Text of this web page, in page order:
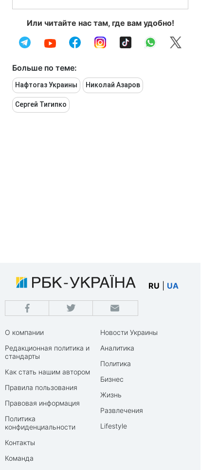
Или читайте нас там, где вам удобно!
Больше по теме:
Нафтогаз Украины Николай Азаров
Сергей Тигипко
RU UA
О компании
Редакционная политика и
стандарты
Как стать нашим автором
Правила пользования
Правовая информация
Политика
конфиденциальности
Контакты
Команда
Новости Украины
Аналитика
Политика
Бизнес
Жизнь
Развлечения
Lifestyle